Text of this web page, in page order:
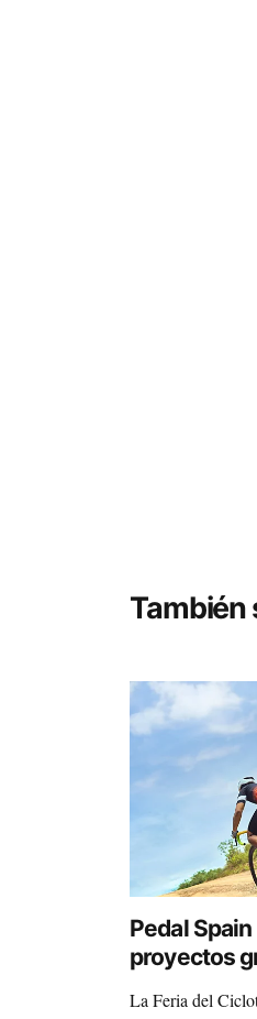
También
Pedal
proyectos
La Feria del